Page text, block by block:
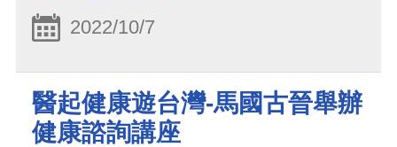
2022/10/7
醫起健康遊台灣-馬國古晉舉辦
健康諮詢講座